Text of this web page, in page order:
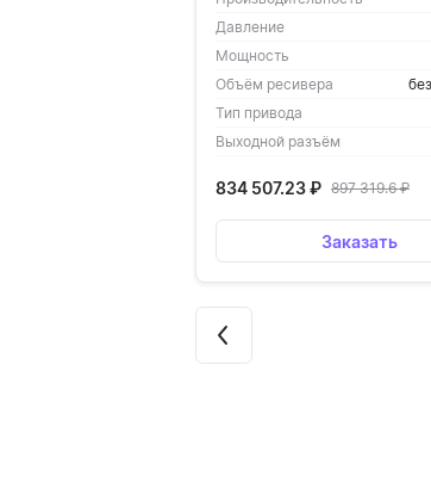
Давление
Мощность
Объём ресивера
Тип привода
Выходной разъём
834 507.23₽ 897 319.6₽
Заказать